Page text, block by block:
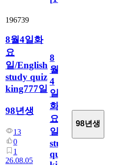
196739
8월4일화
요
일/English
study quiz
king777일
98년생
13
0
1
26.08.05
8
월
4
일
화
요
일/English
study
quiz
98년생